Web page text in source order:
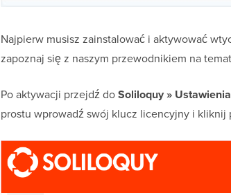
Najpierw musisz zainstalować i aktywować
zapoznaj się z naszym przewodnikiem na temat
Po aktywacji przejdź doSoliloquy » Ustawienia
prostu wprowadź swój klucz licencyjny i kliknij